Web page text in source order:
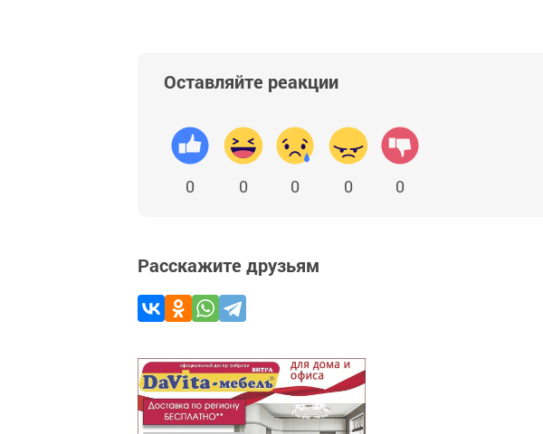
Оставляйте реакции
0 0 0 0 0
Расскажите друзьям